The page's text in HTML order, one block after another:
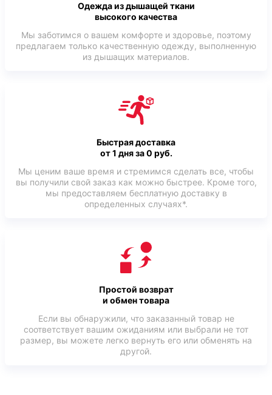
Одежда из дышащей ткани
высокого качества
Мы заботимся о вашем комфорте и здоровье, поэтому
предлагаем только качественную одежду, выполненную
из дышащих материалов.
Быстрая доставка
от 1 дня за 0 руб.
Мы ценим ваше время и стремимся сделать все, чтобы
вы получили свой заказ как можно быстрее. Кроме того,
мы предоставляем бесплатную доставку в
определенных случаях*.
Простой возврат
и обмен товара
Если вы обнаружили, что заказанный товар не
соответствует вашим ожиданиям или выбрали не тот
размер, вы можете легко вернуть его или обменять на
другой.